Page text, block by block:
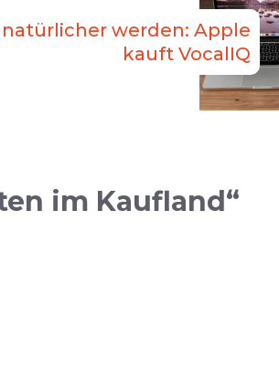
natürlicher werden: Apple
kauft VocalIQ
im Kaufland“